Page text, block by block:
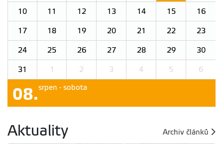
10 11 12 13 14 15 16
17 18 19 20 21 22 23
24 25 26 27 28 29 30
31 1 2 3 4 5 6
08.srpen - sobota
Aktuality Archiv článků